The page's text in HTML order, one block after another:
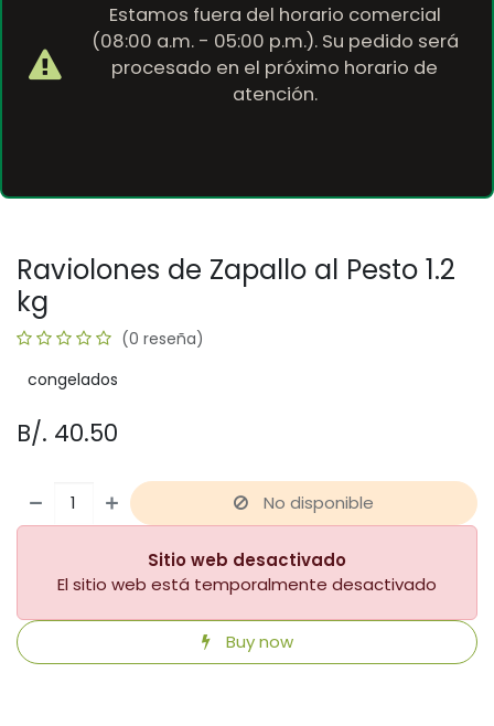
Estamos fuera del horario comercial
(08:00 a.m. - 05:00 p.m.). Su pedido será
procesado en el próximo horario de
atención.
Raviolones de Zapallo al Pesto 1.2
kg
(0 reseña)
congelados
B/. 40.50
No disponible
Sitio web desactivado
El sitio web está temporalmente desactivado
Buy now